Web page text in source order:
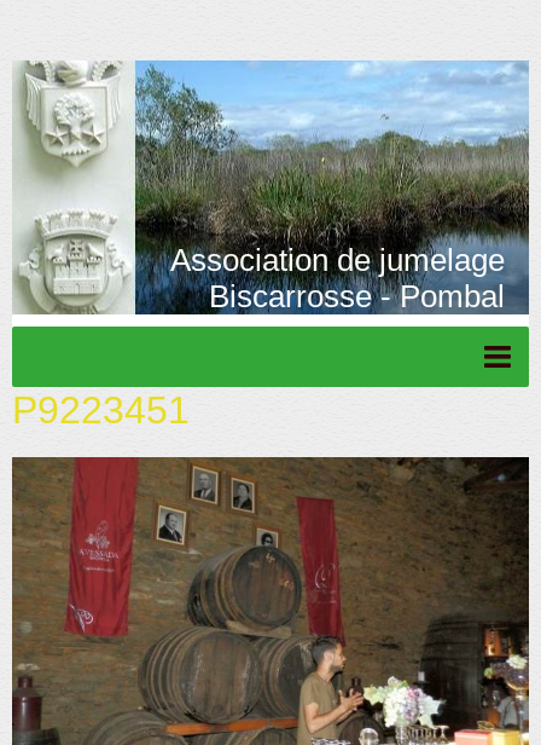
Association de jumelage
Biscarrosse - Pombal
Page d'accueil
Actu/News
Rétrospective
Partenaires
Association
Contact
Album
Adhérer
P9223451